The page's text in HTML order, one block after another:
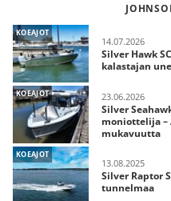
KOEAJOT
14.07.2026
Silver Hawk
kalastajan
KOEAJOT 23.06.2026
Silver
moniottelija
mukavuutta
KOEAJOT
13.08.2025
Silver Raptor
tunnelmaa